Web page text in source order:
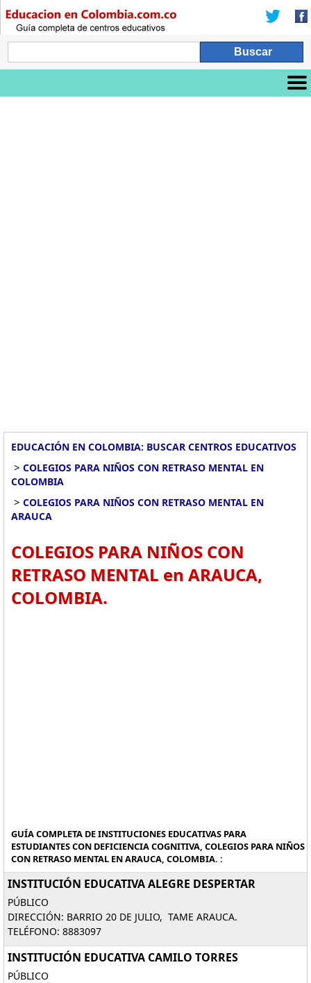
EDUCACIÓN EN COLOMBIA: BUSCAR CENTROS EDUCATIVOS
> COLEGIOS PARA NIÑOS CON RETRASO MENTAL EN
COLOMBIA
> COLEGIOS PARA NIÑOS CON RETRASO MENTAL EN
ARAUCA
COLEGIOS PARA NIÑOS CON
RETRASO MENTAL en ARAUCA,
COLOMBIA.
GUÍA COMPLETA DE INSTITUCIONES EDUCATIVAS PARA
ESTUDIANTES CON DEFICIENCIA COGNITIVA, COLEGIOS PARA NIÑOS
CON RETRASO MENTAL EN ARAUCA, COLOMBIA. :
INSTITUCIÓN EDUCATIVA ALEGRE DESPERTAR
PÚBLICO
DIRECCIÓN: BARRIO 20 DE JULIO, TAME ARAUCA.
TELÉFONO: 8883097
INSTITUCIÓN EDUCATIVA CAMILO TORRES
PÚBLICO